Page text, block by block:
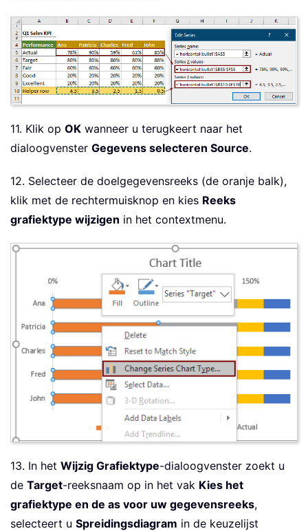
11. Klik op OK wanneer u terugkeert naar het
dialoogvenster Gegevens selecteren Source.
12. Selecteer de doelgegevensreeks (de oranje balk),
klik met de rechtermuisknop en kies Reeks
grafiektype wijzigen in het contextmenu.
13. In het Wijzig Grafiektype-dialoogvenster zoekt u
de Target-reeksnaam op in het vak Kies het
grafiektype en de as voor uw gegevensreeks,
selecteert u Spreidingsdiagram in de keuzelijst